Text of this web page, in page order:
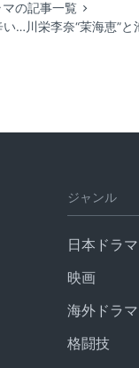
マの記事一覧
…川栄李奈“茉海恵”
ジャンル
日本ドラマ
映画
海外ドラマ
格闘技